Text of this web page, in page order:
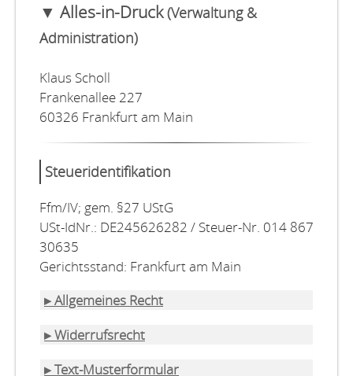
▼ Alles-in-Druck(Verwaltung &
Administration)
Klaus Scholl
Frankenallee 227
60326 Frankfurt am Main
Steueridentifikation
Ffm/IV; gem. §27 UStG
USt-IdNr.: DE245626282 / Steuer-Nr. 014 867
30635
Gerichtsstand: Frankfurt am Main
▸ Allgemeines Recht
▸ Widerrufsrecht
▸ Text-Musterformular